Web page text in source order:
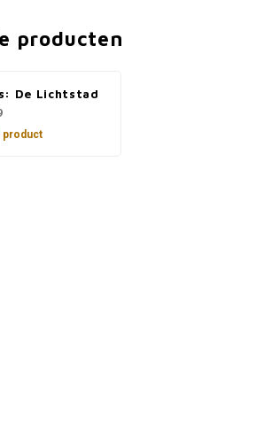
producten
De Lichtstad